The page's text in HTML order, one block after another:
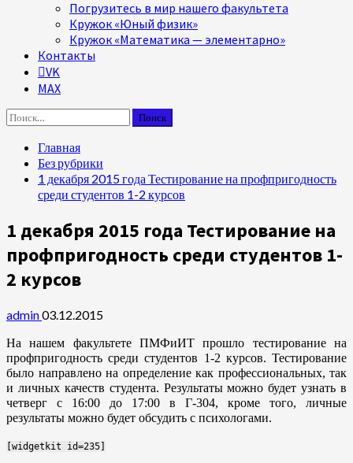
Погрузитесь в мир нашего факультета
Кружок «Юный физик»
Кружок «Математика — элементарно»
Контакты
VK
MAX
Найти:
Главная
Без рубрики
1 декабря 2015 года Тестирование на профпригодность
среди студентов 1-2 курсов
1 декабря 2015 года Тестирование на
профпригодность среди студентов 1-
2 курсов
admin03.12.2015
На нашем факультете ПМФиИТ прошло тестирование на
профпригодность среди студентов 1-2 курсов. Тестирование
было направлено на определение как профессиональных, так
и личных качеств студента. Результаты можно будет узнать в
четверг с 16:00 до 17:00 в Г-304, кроме того, личные
результаты можно будет обсудить с психологами.
[widgetkit id=235]